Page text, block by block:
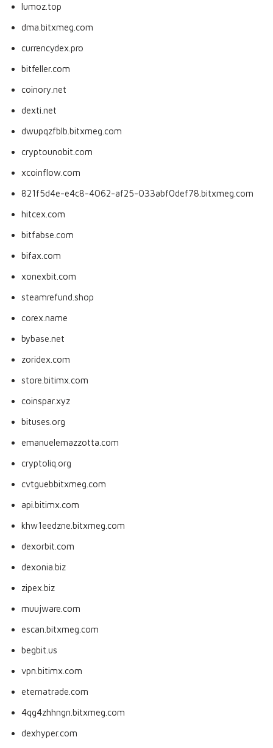
lumoz.top
dma.bitxmeg.com
currencydex.pro
bitfeller.com
coinory.net
dexti.net
dwupqzfblb.bitxmeg.com
cryptounobit.com
xcoinflow.com
821f5d4e-e4c8-4062-af25-033abf0def78.bitxmeg.com
hitcex.com
bitfabse.com
bifax.com
xonexbit.com
steamrefund.shop
corex.name
bybase.net
zoridex.com
store.bitimx.com
coinspar.xyz
bituses.org
emanuelemazzotta.com
cryptoliq.org
cvtguebbitxmeg.com
api.bitimx.com
khw1eedzne.bitxmeg.com
dexorbit.com
dexonia.biz
zipex.biz
muujware.com
escan.bitxmeg.com
begbit.us
vpn.bitimx.com
eternatrade.com
4qg4zhhngn.bitxmeg.com
dexhyper.com